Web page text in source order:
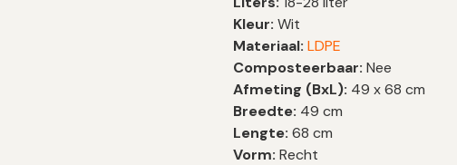
Kleur: Wit
Materiaal: LDPE
Composteerbaar:Nee
Afmeting (BxL): 49 x 68 cm
Breedte: 49 cm
Lengte: 68 cm
Vorm: Recht